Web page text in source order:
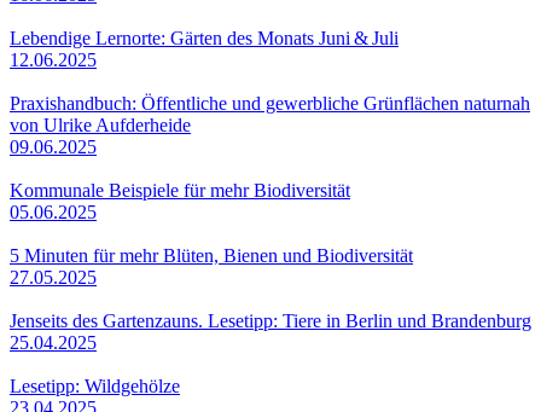
Lebendige Lernorte: Gärten des Monats Juni & Juli
12.06.2025
Praxishandbuch: Öffentliche und gewerbliche Grünflächen naturnah
von Ulrike Aufderheide
09.06.2025
Kommunale Beispiele für mehr Biodiversität
05.06.2025
5 Minuten für mehr Blüten, Bienen und Biodiversität
27.05.2025
Jenseits des Gartenzauns. Lesetipp: Tiere in Berlin und Brandenburg
25.04.2025
Lesetipp: Wildgehölze
23.04.2025